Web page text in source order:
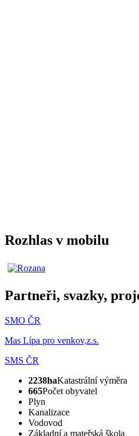
Rozhlas v mobilu
Partneři, svazky,
SMO ČR
Mas Lípa pro venkov,z.s.
SMS ČR
2238haKatastrální výměra
665Počet obyvatel
Plyn
Kanalizace
Vodovod
Základní a mateřská škola